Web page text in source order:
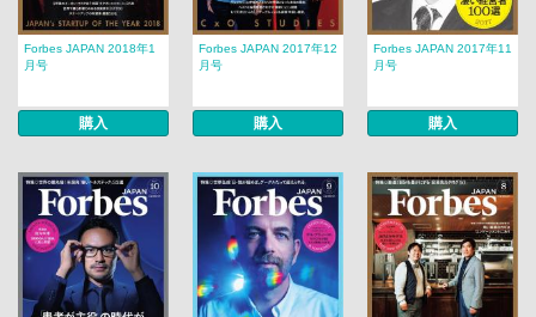
Forbes JAPAN 2018年1
月号
購入
Forbes JAPAN 2017年12
月号
購入
Forbes JAPAN 2017年11
月号
購入